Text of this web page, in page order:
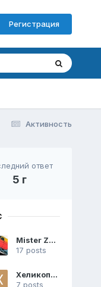
Регистрация
Активность
ответ
5 г
Mister Zenzi
17 posts
Хеликоптер
7 posts